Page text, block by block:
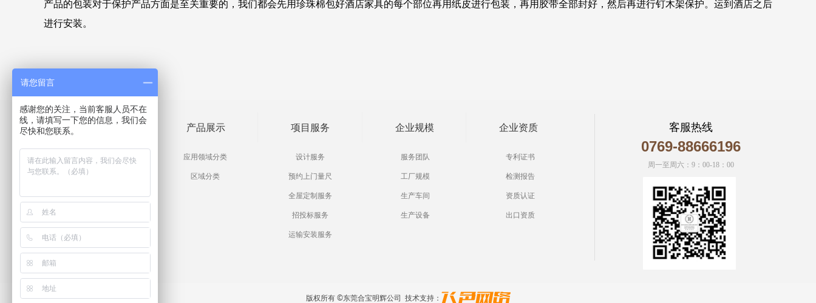
产品的包装对于保护产品方面是至关重要的，我们都会先用珍珠棉包好酒店家具的每个部位再用纸皮进行包装，再用胶带全部封好，然后再进行钉木架保护。运到酒店之后
进行安装。
应用领域分类
区域分类
专利证书
检测报告
资质认证
出口资质
设计服务
预约上门量尺
全屋定制服务
招投标服务
运输安装服务
酒店工程家具案列
豪宅别墅工程案列
高档会所工程案列
售楼处工程案列
国宾馆工程案例
工程案列 产品展示 项目服务 企业规模 企业资质
服务团队
工厂规模
生产车间
生产设备
客服热线
0769-88666196
周一至周六：9：00-18：00
版权所有 ©东莞合宝明辉公司 技术支持：
请您留言
感谢您的关注，当前客服人员不在
线，请填写一下您的信息，我们会
尽快和您联系。